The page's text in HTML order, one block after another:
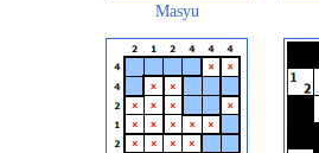
Masyu